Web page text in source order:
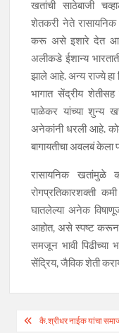
खतांची साठेबाजी
शेतकरी नेते
करू असे इशारे देत
अलीकडे ईशान्य
झाले आहे. अन्य राज्ये हा
भागात सेंद्रीय
पाळेकर यांच्या शुन्य
अनेकांनी धरली आहे.
बागायतीचा अवलबं केला
रासायनिक खतांमुळे
रोगप्रतिकारशक्ती
घातलेल्या अनेक
आहोत, असे स्पष्ट करून
समजून भावी पिढीच्या
सेंद्रिय, जैविक शेती
Postकै.श्रीधर नाईक यांचा